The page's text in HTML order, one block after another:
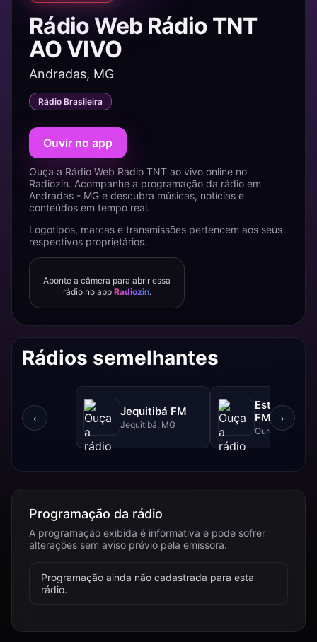
Rádio Web Rádio TNT
AO VIVO
Andradas, MG
Rádio Brasileira
Ouvir no app
Ouça a Rádio Web Rádio TNT ao vivo online no
Radiozin. Acompanhe a programação da rádio em
Andradas - MG e descubra músicas, notícias e
conteúdos em tempo real.
Logotipos, marcas e transmissões pertencem aos seus
respectivos proprietários.
Aponte a câmera para abrir essa
rádio no app Radiozin.
Rádios semelhantes
‹
Jequitibá FM
Jequitibá, MG
Estrada
FM - 102.5
Ouro Branco,
›
Programação da rádio
A programação exibida é informativa e pode sofrer
alterações sem aviso prévio pela emissora.
Programação ainda não cadastrada para esta
rádio.